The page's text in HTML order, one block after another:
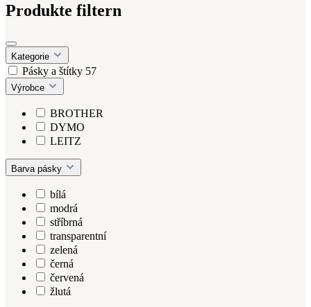
Produkte filtern
Kategorie
Pásky a štítky 57
Výrobce
BROTHER
DYMO
LEITZ
Barva pásky
bílá
modrá
stříbrná
transparentní
zelená
černá
červená
žlutá